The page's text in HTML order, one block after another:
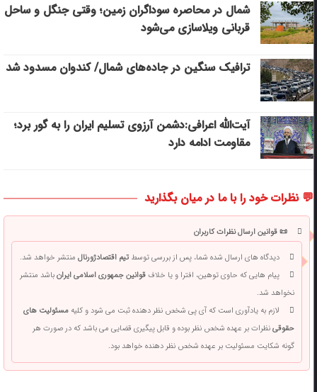
شمال در محاصره سوداگران زمین؛ وقتی جنگل و ساحل
قربانی ویلاسازی می‌شود
ترافیک سنگین در جاده‌های شمال/ کندوان مسدود شد
آیت‌الله اعرافی:دشمن آرزوی تسلیم ایران را به گور برد؛
مقاومت ادامه دارد
💬 نظرات خود را با ما در میان بگذارید
📜 قوانین ارسال نظرات کاربران
دیدگاه های ارسال شده شما، پس از بررسی توسطتیم اقتصادژورنالمنتشر خواهد شد.
پیام هایی که حاوی توهین، افترا و یا خلافقوانین جمهوری اسلامی ایرانباشد منتشر
نخواهد شد.
لازم به یادآوری است که آی پی شخص نظر دهنده ثبت می شود و کلیهمسئولیت های
حقوقینظرات بر عهده شخص نظر بوده و قابل پیگیری قضایی می باشد که در صورت هر
گونه شکایت مسئولیت بر عهده شخص نظر دهنده خواهد بود.